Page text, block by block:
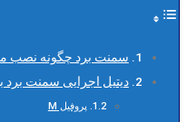
سمنت برد چگونه نصب
دیتیل اجرایی سمنت برد
پروفیل M